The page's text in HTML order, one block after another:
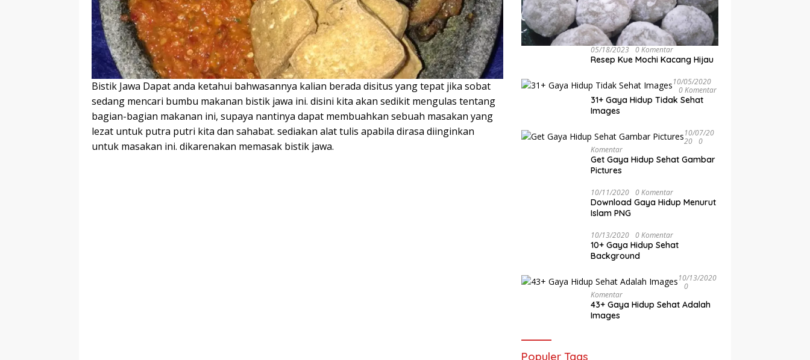
Bistik Jawa Dapat anda ketahui bahwasannya kalian berada disitus yang tepat jika sobat
sedang mencari bumbu makanan bistik jawa ini. disini kita akan sedikit mengulas tentang
bagian-bagian makanan ini, supaya nantinya dapat membuahkan sebuah masakan yang
lezat untuk putra putri kita dan sahabat. sediakan alat tulis apabila dirasa diinginkan
untuk masakan ini. dikarenakan memasak bistik jawa.
05/18/2023 0 Komentar
Resep Kue Mochi Kacang Hijau
10/05/2020
0 Komentar
31+ Gaya Hidup Tidak Sehat
Images
10/07/20
20
0
Komentar
Get Gaya Hidup Sehat Gambar
Pictures
10/11/2020 0 Komentar
Download Gaya Hidup Menurut
Islam PNG
10/13/2020 0 Komentar
10+ Gaya Hidup Sehat
Background
10/13/2020
0
Komentar
43+ Gaya Hidup Sehat Adalah
Images
Populer Tags